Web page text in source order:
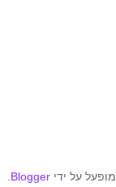
מופעל על ידי Blogger